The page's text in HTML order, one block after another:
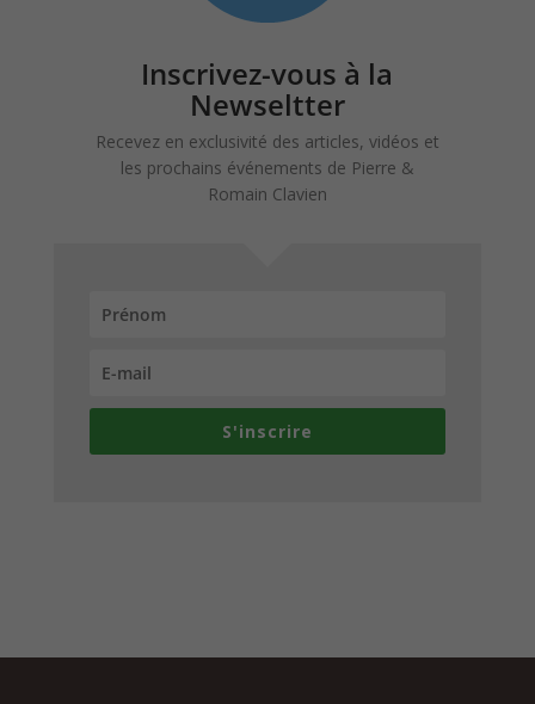
Inscrivez-vous à la
Newseltter
Recevez en exclusivité des articles, vidéos et
les prochains événements de Pierre &
Romain Clavien
S'inscrire